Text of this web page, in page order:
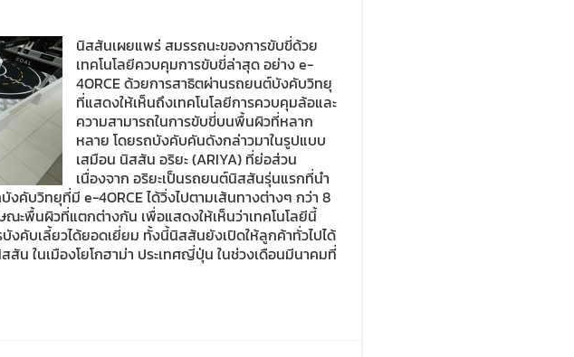
นิสสันเผยแพร่ สมรรถนะของการขับขี่ด้วย
เทคโนโลยีควบคุมการขับขี่ล่าสุด อย่าง e-
4ORCE ด้วยการสาธิตผ่านรถยนต์บังคับวิทยุ
ที่แสดงให้เห็นถึงเทคโนโลยีการควบคุมล้อและ
ความสามารถในการขับขี่บนพื้นผิวที่หลาก
หลาย โดยรถบังคับคันดังกล่าวมาในรูปแบบ
เสมือน นิสสัน อริยะ (ARIYA) ที่ย่อส่วน
เนื่องจาก อริยะเป็นรถยนต์นิสสันรุ่นแรกที่นำ
งคับวิทยุที่มี e-4ORCE ได้วิ่งไปตามเส้นทางต่างๆ กว่า 8
พื้นผิวที่แตกต่างกัน เพื่อแสดงให้เห็นว่าเทคโนโลยีนี้
งคับเลี้ยวได้ยอดเยี่ยม ทั้งนี้นิสสันยังเปิดให้ลูกค้าทั่วไปได้
ในเมืองโยโกฮาม่า ประเทศญี่ปุ่น ในช่วงเดือนมีนาคมที่